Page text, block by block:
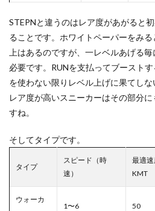
STEPNと違うのはレア度があがると
ることです。ホワイトペーパーをみ
上はあるのですが、一レベルあげる
必要です。RUNを支払ってブースト
を使わない限りレベル上げに果てしな
レア度が高いスニーカーはその部分
すね。
そしてタイプです。
タイプ
スピード（時
速）
最適
KMT
ウォーカ
1〜6 50